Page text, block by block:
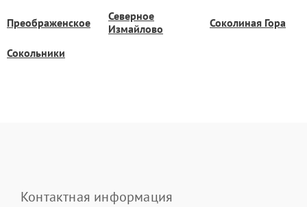
Преображенское
Северное
Измайлово
Соколиная Гора
Сокольники
Контактная информация